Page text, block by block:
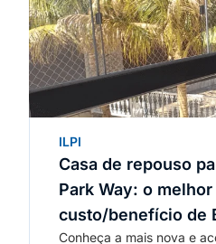
ILPI
Casa de repouso
Park Way: o melhor
custo/benefício de
Conheça a mais nova e